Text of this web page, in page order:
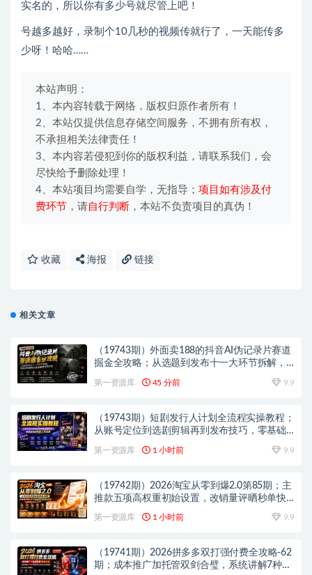
实名的，所以你有多少号就尽管上吧！
号越多越好，录制个10几秒的视频传就行了，一天能传多
少呀！哈哈……
本站声明：
1、本内容转载于网络，版权归原作者所有！
2、本站仅提供信息存储空间服务，不拥有所有权，
不承担相关法律责任！
3、本内容若侵犯到你的版权利益，请联系我们，会
尽快给予删除处理！
4、本站项目均需要自学，无指导； 项目如有涉及付
费环节 ，请自行判断 ，本站不负责项目的真伪！
收藏 海报 链接
相关文章
（19743期）外面卖188的抖音AI伪记录片赛道
掘金全攻略；从选题到发布十一大环节拆解，
第一资源库 45 分前 9.9
（19743期）短剧发行人计划全流程实操教程；
从账号定位到选剧剪辑再到发布技巧，零基础
第一资源库 1 小时前 9.9
（19742期）2026淘宝从零到爆2.0第85期；主
推款五项高权重初始设置，改销量评晒秒单快
第一资源库 1 小时前 9.9
（19741期）2026拼多多双打强付费全攻略-62
期；成本推广加托管双剑合璧，系统讲解7种付